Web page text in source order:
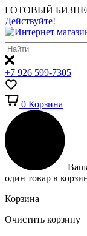
ГОТОВЫЙ
Действуйте!
+7 926 599-7305
0 Корзина
один товар в
Корзина
Очистить корзину